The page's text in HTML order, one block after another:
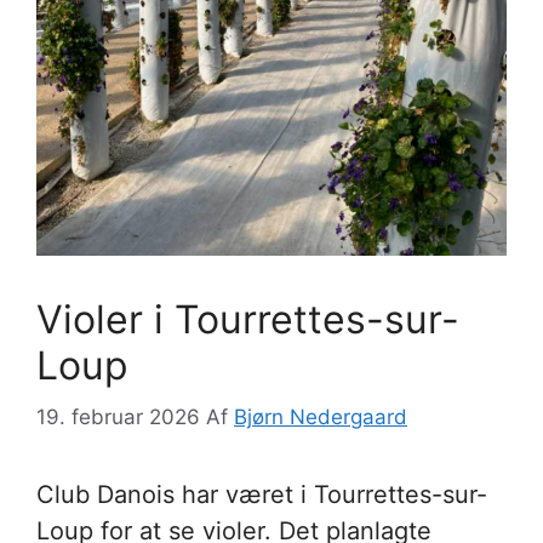
Violer i Tourrettes-sur-
Loup
19. februar 2026 Af Bjørn Nedergaard
Club Danois har været i Tourrettes-sur-
Loup for at se violer. Det planlagte